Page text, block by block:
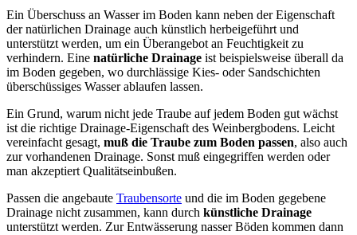
Ein Überschuss an Wasser im Boden kann neben der Eigenschaft
der natürlichen Drainage auch künstlich herbeigeführt und
unterstützt werden, um ein Überangebot an Feuchtigkeit zu
verhindern. Eine natürliche Drainage ist beispielsweise überall da
im Boden gegeben, wo durchlässige Kies- oder Sandschichten
überschüssiges Wasser ablaufen lassen.
Ein Grund, warum nicht jede Traube auf jedem Boden gut wächst
ist die richtige Drainage-Eigenschaft des Weinbergbodens. Leicht
vereinfacht gesagt, muß die Traube zum Boden passen, also auch
zur vorhandenen Drainage. Sonst muß eingegriffen werden oder
man akzeptiert Qualitätseinbußen.
Passen die angebaute Traubensorte und die im Boden gegebene
Drainage nicht zusammen, kann durch künstliche Drainage
unterstützt werden. Zur Entwässerung nasser Böden kommen dann